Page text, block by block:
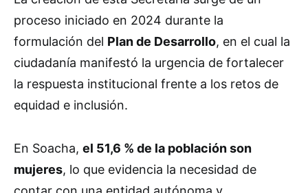
proceso iniciado en 2024 durante la
formulación del Plan de Desarrollo, en el cual la
ciudadanía manifestó la urgencia de fortalecer
la respuesta institucional frente a los retos de
equidad e inclusión.
En Soacha, el 51,6 % de la población son
mujeres, lo que evidencia la necesidad de